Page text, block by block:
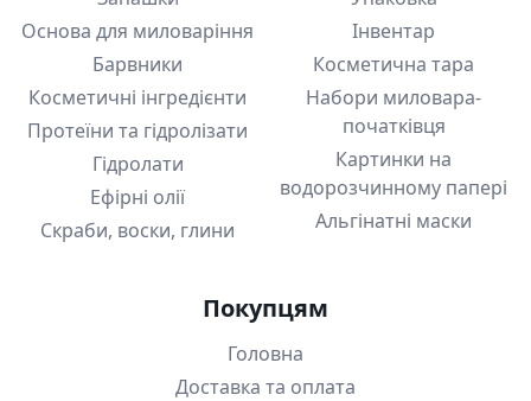
Основа для миловаріння
Барвники
Косметичні інгредієнти
Протеїни та гідролізати
Гідролати
Ефірні олії
Скраби, воски, глини
Інвентар
Косметична тара
Набори миловара-
початківця
Картинки на
водорозчинному папері
Альгінатні маски
Покупцям
Головна
Доставка та оплата